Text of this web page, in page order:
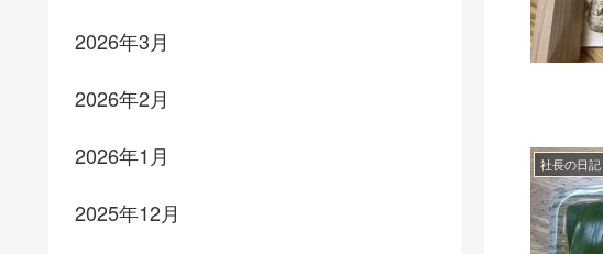
社長の日記
2026年3月
2026年2月
2026年1月
2025年12月